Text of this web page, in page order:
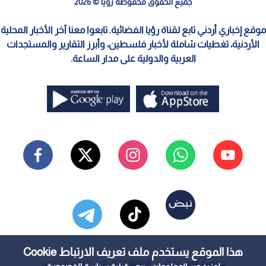
هذا الموقع يستخدم ملف تعريف الارتباط Cookie
موقع إخباري أردني تابع لقناة رؤيا الفضائية. تابعوا معنا آخر الأخبار المحلية
الأردنية، تغطيات شاملة لأخبار فلسطين، وأبرز التقارير والمستجدات
العربية والدولية على مدار الساعة.
سياسة الخصوصية الملكية الفكرية معايير التصحيح